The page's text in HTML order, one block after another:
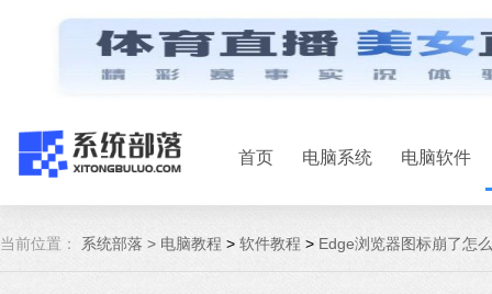
首页 电脑系统 电脑软件
当前位置： 系统部落 > 电脑教程 > 软件教程 > Edge浏览器图标崩了怎